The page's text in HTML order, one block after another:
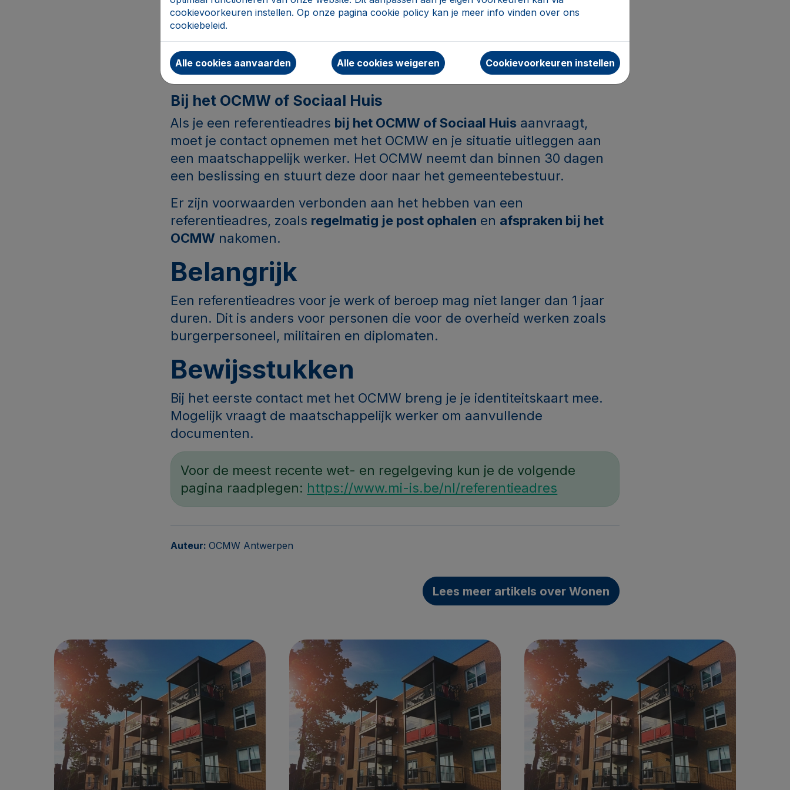
de post voor jou doorsturen,
schriftelijk toestemming geven; dit wordt gebruikt om aan te tonen
dat je niet permanent op dat adres verblijft.
Bij het OCMW of Sociaal Huis
Als je een referentieadres bij het OCMW of Sociaal Huis aanvraagt,
moet je contact opnemen met het OCMW en je situatie uitleggen aan
een maatschappelijk werker. Het OCMW neemt dan binnen 30 dagen
een beslissing en stuurt deze door naar het gemeentebestuur.
Er zijn voorwaarden verbonden aan het hebben van een
referentieadres, zoals regelmatig je post ophalen en afspraken bij het
OCMW nakomen.
Belangrijk
Een referentieadres voor je werk of beroep mag niet langer dan 1 jaar
duren. Dit is anders voor personen die voor de overheid werken zoals
burgerpersoneel, militairen en diplomaten.
Bewijsstukken
Bij het eerste contact met het OCMW breng je je identiteitskaart mee.
Mogelijk vraagt de maatschappelijk werker om aanvullende
documenten.
Voor de meest recente wet- en regelgeving kun je de volgende
pagina raadplegen: https://www.mi-is.be/nl/referentieadres
Auteur:OCMW Antwerpen
Lees meer artikels over Wonen
cookievoorkeuren instellen. Op onze pagina cookie policy kan je meer info vinden over ons
cookiebeleid.
Alle cookies aanvaarden Alle cookies weigeren Cookievoorkeuren instellen